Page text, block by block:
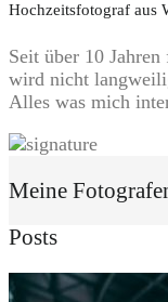
Hochzeitsfotograf aus
Seit über 10
wird nicht
Alles was mich
Meine
Posts